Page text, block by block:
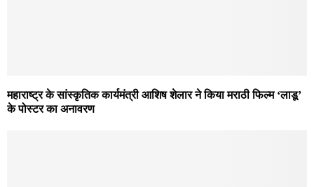
महाराष्ट्र के सांस्कृतिक कार्यमंत्री आशिष शेलार ने किया मराठी फिल्म ‘लाडू’
के पोस्टर का अनावरण